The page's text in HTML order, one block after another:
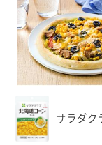
サラダク